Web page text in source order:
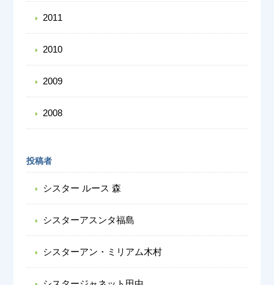
2011
2010
2009
2008
投稿者
シスター ルース 森
シスターアスンタ福島
シスターアン・ミリアム木村